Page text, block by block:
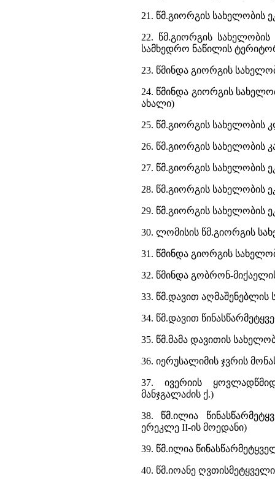
21. წმ.გიორგის სახელობის
22. წმ.გიორგის
სამხედრო ნაწილის
23. წმინდა გიორგის
24. წმინდა გიორგის
ახალი)
25. წმ.გიორგის სახელობის
26. წმ.გიორგის სახელობის
27. წმ.გიორგის სახელობის
28. წმ.გიორგის სახელობის
29. წმ.გიორგის სახელობის
30. ლომისის წმ.გიორგის
31. წმინდა გიორგის
32. წმინდა გობრონ-
33. წმ.დავით აღმაშენებლის
34. წმ.დავით
35. წმ.მამა დავითის
36. იერუსალიმის ჯვრის
37. ივერიის
მანჯგალაძის ქ.)
38. წმ.ილია
ერეკლე II-ის მოედანი)
39. წმ.ილია
40. წმ.იოანე